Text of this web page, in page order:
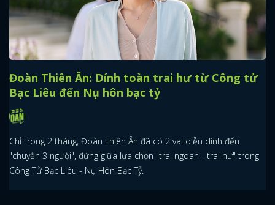
Đoàn Thiên Ân: Dính toàn trai hư từ Công tử
Bạc Liêu đến Nụ hôn bạc tỷ
Chỉ trong 2 tháng, Đoàn Thiên Ân đã có 2 vai diễn dính đến
"chuyện 3 người", đứng giữa lựa chọn "trai ngoan - trai hư" trong
Công Tử Bạc Liêu - Nụ Hôn Bạc Tỷ.